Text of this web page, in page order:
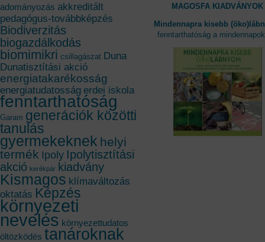
adományozás akkreditált
pedagógus-továbbképzés
Biodiverzitás
biogazdálkodás
biomimikri csillagászat Duna
Dunatisztítási akció
energiatakarékosság
energiatudatosság erdei iskola
fenntarthatóság
Garam generációk közötti
tanulás
gyermekeknek helyi
termék Ipoly Ipolytisztítási
akció kerékpár kiadvány
Kismagos klímaváltozás
oktatás Képzés
környezeti
nevelés környezettudatos
öltözködés tanároknak
MAGOSFA KIADVÁNYOK
Mindennapra kisebb
fenntarthatóság a